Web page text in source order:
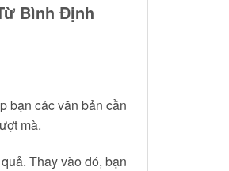
Bình Định
bạn các văn bản cần
mà.
Thay vào đó, bạn